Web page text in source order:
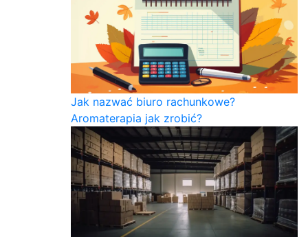
Jak nazwać biuro rachunkowe?
Aromaterapia jak zrobić?